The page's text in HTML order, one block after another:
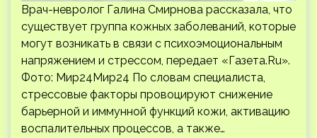
Врач-невролог Галина Смирнова рассказала, что
существует группа кожных заболеваний, которые
могут возникать в связи с психоэмоциональным
напряжением и стрессом, передает «Газета.Ru».
Фото: Мир24Мир24 По словам специалиста,
стрессовые факторы провоцируют снижение
барьерной и иммунной функций кожи, активацию
воспалительных процессов, а также…